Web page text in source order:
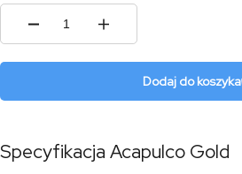
ilość
Dodaj do koszyka
Specyfikacja Acapulco Gold